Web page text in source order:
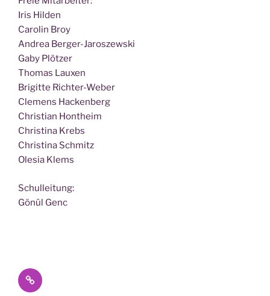
Iris Hilden
Caro­lin Broy
Andrea Berger-Jaroszewski
Gaby Plötzer
Tho­mas Lauxen
Bri­git­te Richter-Weber
Cle­mens Hackenberg
Chris­ti­an Hontheim
Chris­ti­na Krebs
Chris­ti­na Schmitz
Ole­sia Klems
Schul­lei­tung:
Gönül Genc
Datenschutz